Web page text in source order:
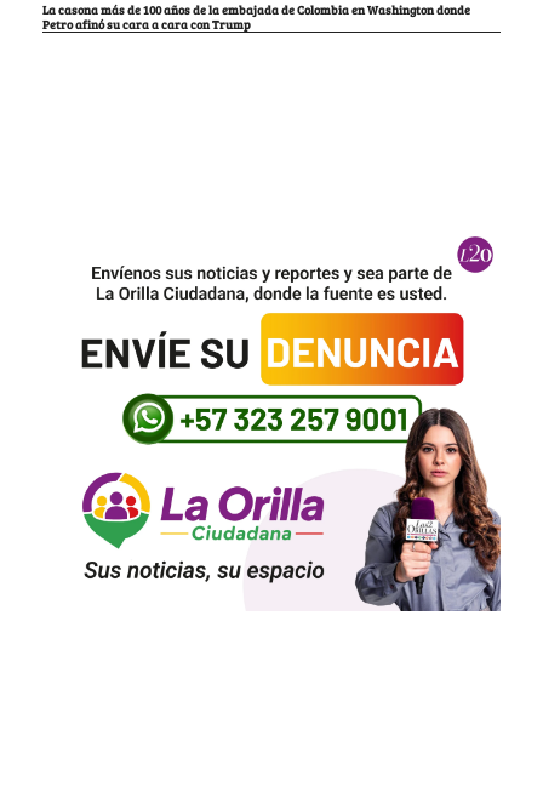
La casona más de 100 años de la embajada de Colombia en Washington donde
Petro afinó su cara a cara con Trump